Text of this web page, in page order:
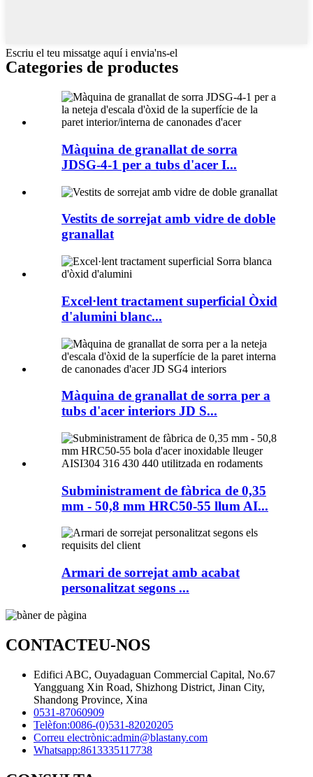
Escriu el teu missatge aquí i envia'ns-el
Categories de productes
Màquina de granallat de sorra
JDSG-4-1 per a tubs d'acer I...
Vestits de sorrejat amb vidre de doble
granallat
Excel·lent tractament superficial Òxid
d'alumini blanc...
Màquina de granallat de sorra per a
tubs d'acer interiors JD S...
Subministrament de fàbrica de 0,35
mm - 50,8 mm HRC50-55 llum AI...
Armari de sorrejat amb acabat
personalitzat segons ...
CONTACTEU-NOS
Edifici ABC, Ouyadaguan Commercial Capital, No.67
Yangguang Xin Road, Shizhong District, Jinan City,
Shandong Province, Xina
0531-87060909
Telèfon:0086-(0)531-82020205
Correu electrònic:admin@blastany.com
Whatsapp:8613335117738